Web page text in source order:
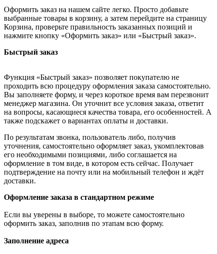
Оформить заказ на нашем сайте легко. Просто добавьте
выбранные товары в корзину, а затем перейдите на страницу
Корзина, проверьте правильность заказанных позиций и
нажмите кнопку «Оформить заказ» или «Быстрый заказ».
Быстрый заказ
Функция «Быстрый заказ» позволяет покупателю не
проходить всю процедуру оформления заказа самостоятельно.
Вы заполняете форму, и через короткое время вам перезвонит
менеджер магазина. Он уточнит все условия заказа, ответит
на вопросы, касающиеся качества товара, его особенностей. А
также подскажет о вариантах оплаты и доставки.
По результатам звонка, пользователь либо, получив
уточнения, самостоятельно оформляет заказ, укомплектовав
его необходимыми позициями, либо соглашается на
оформление в том виде, в котором есть сейчас. Получает
подтверждение на почту или на мобильный телефон и ждёт
доставки.
Оформление заказа в стандартном режиме
Если вы уверены в выборе, то можете самостоятельно
оформить заказ, заполнив по этапам всю форму.
Заполнение адреса